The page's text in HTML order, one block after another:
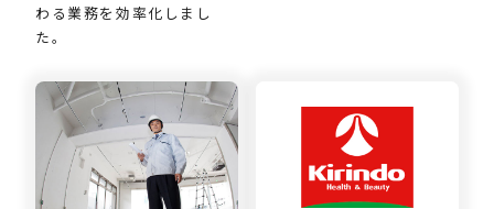
わる業務を効率化しまし
た。